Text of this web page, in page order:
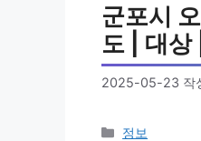
군포시
도 | 대상
2025-05-23 작
카
정보